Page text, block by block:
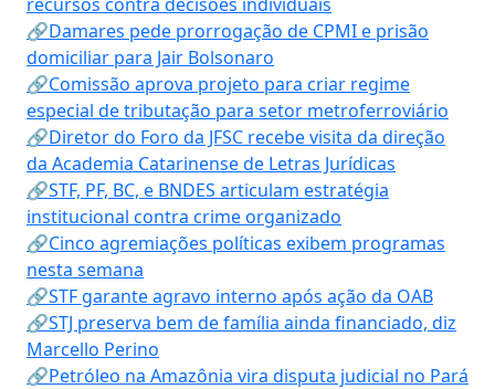
🔗Damares pede prorrogação de CPMI e prisão
domiciliar para Jair Bolsonaro
🔗Comissão aprova projeto para criar regime
especial de tributação para setor metroferroviário
🔗Diretor do Foro da JFSC recebe visita da direção
da Academia Catarinense de Letras Jurídicas
🔗STF, PF, BC, e BNDES articulam estratégia
institucional contra crime organizado
🔗Cinco agremiações políticas exibem programas
nesta semana
🔗STF garante agravo interno após ação da OAB
🔗STJ preserva bem de família ainda financiado, diz
Marcello Perino
🔗Petróleo na Amazônia vira disputa judicial no Pará